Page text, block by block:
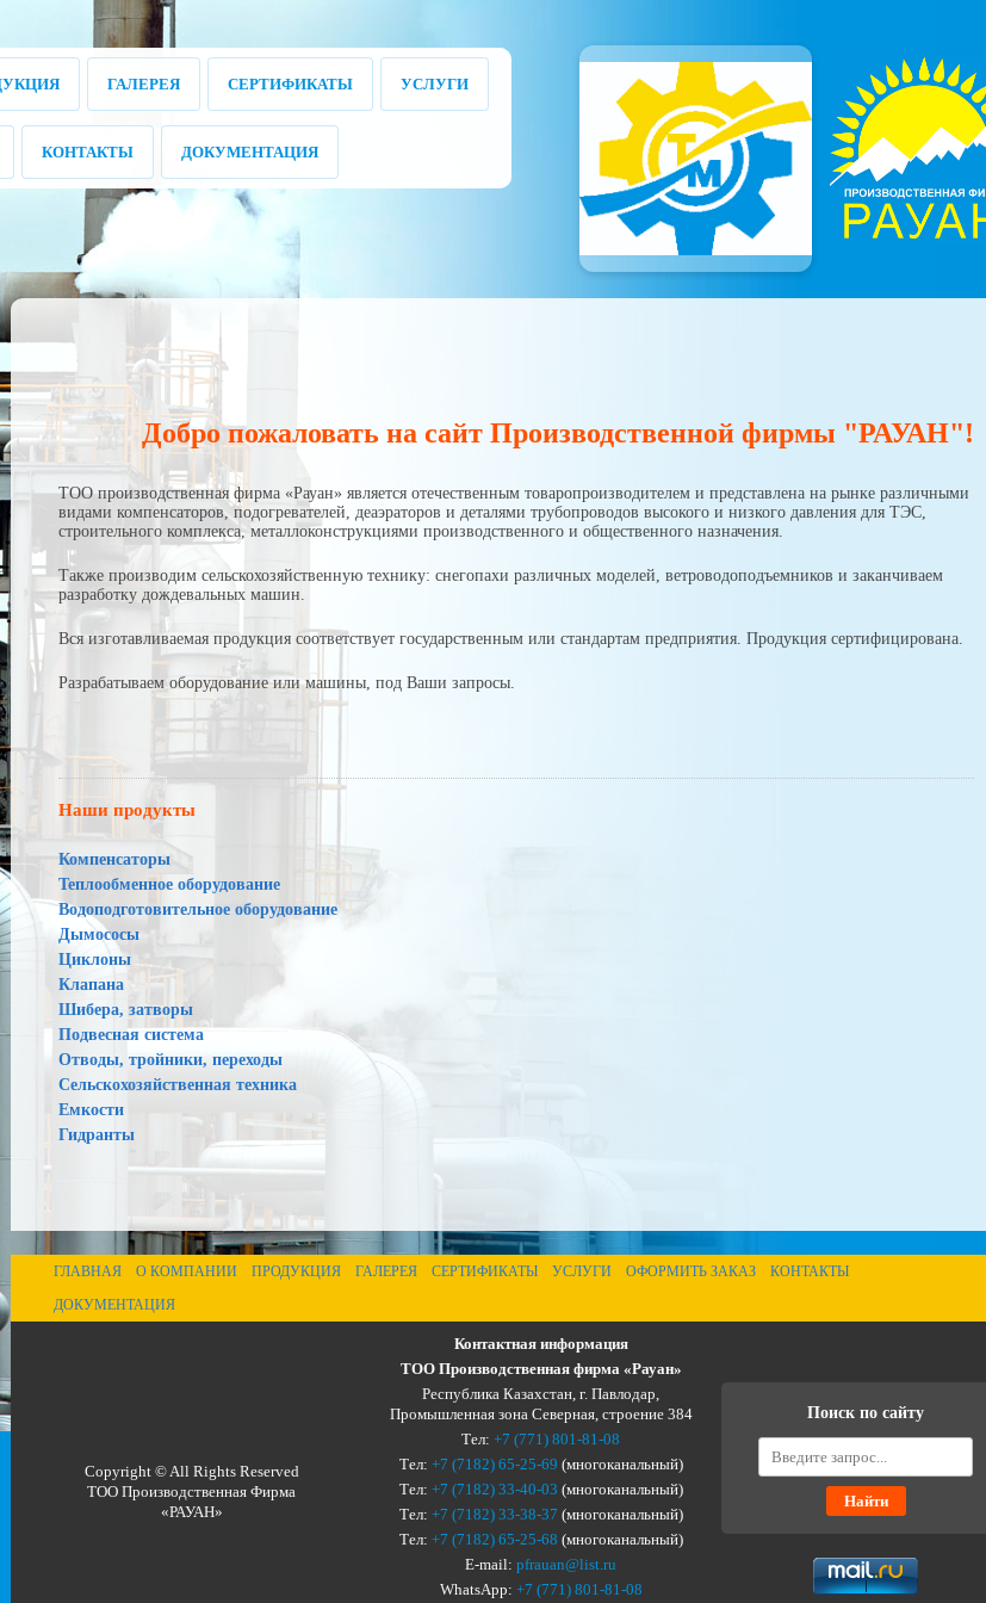
ГАЛЕРЕЯ СЕРТИФИКАТЫ УСЛУГИ
КОНТАКТЫ ДОКУМЕНТАЦИЯ
Добро пожаловать на сайт Производственной фирмы "РАУАН"!
ТОО производственная фирма «Рауан» является отечественным товаропроизводителем и представлена на рынке различными
видами компенсаторов, подогревателей, деаэраторов и деталями трубопроводов высокого и низкого давления для ТЭС,
строительного комплекса, металлоконструкциями производственного и общественного назначения.
Также производим сельскохозяйственную технику: снегопахи различных моделей, ветроводоподъемников и заканчиваем
разработку дождевальных машин.
Вся изготавливаемая продукция соответствует государственным или стандартам предприятия. Продукция сертифицирована.
Разрабатываем оборудование или машины, под Ваши запросы.
Наши продукты
Компенсаторы
Теплообменное оборудование
Водоподготовительное оборудование
Дымососы
Циклоны
Клапана
Шибера, затворы
Подвесная система
Отводы, тройники, переходы
Сельскохозяйственная техника
Емкости
Гидранты
ГЛАВНАЯ О КОМПАНИИ ПРОДУКЦИЯ ГАЛЕРЕЯ СЕРТИФИКАТЫ УСЛУГИ ОФОРМИТЬ ЗАКАЗ
КОНТАКТЫ
ДОКУМЕНТАЦИЯ
Copyright © All Rights Reserved
ТОО Производственная Фирма
«РАУАН»
Контактная информация
ТОО Производственная фирма «Рауан»
Республика Казахстан, г. Павлодар,
Промышленная зона Северная, строение 384
Тел: +7 (771) 801-81-08
Тел: +7 (7182) 65-25-69 (многоканальный)
Тел: +7 (7182) 33-40-03 (многоканальный)
Тел: +7 (7182) 33-38-37 (многоканальный)
Тел: +7 (7182) 65-25-68 (многоканальный)
E-mail: pfrauan@list.ru
WhatsApp: +7 (771) 801-81-08
Поиск по сайту